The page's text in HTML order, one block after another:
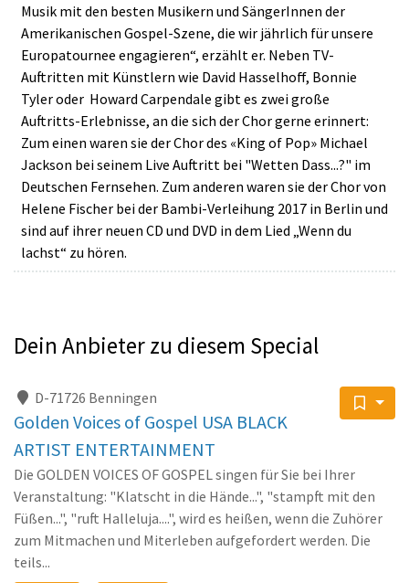
Musik mit den besten Musikern und SängerInnen der
Amerikanischen Gospel-Szene, die wir jährlich für unsere
Europatournee engagieren“, erzählt er. Neben TV-
Auftritten mit Künstlern wie David Hasselhoff, Bonnie
Tyler oder Howard Carpendale gibt es zwei große
Auftritts-Erlebnisse, an die sich der Chor gerne erinnert:
Zum einen waren sie der Chor des «King of Pop» Michael
Jackson bei seinem Live Auftritt bei "Wetten Dass...?" im
Deutschen Fernsehen. Zum anderen waren sie der Chor von
Helene Fischer bei der Bambi-Verleihung 2017 in Berlin und
sind auf ihrer neuen CD und DVD in dem Lied „Wenn du
lachst“ zu hören.
Dein Anbieter zu diesem Special
D-71726 Benningen
Golden Voices of Gospel USA BLACK
ARTIST ENTERTAINMENT
Die GOLDEN VOICES OF GOSPEL singen für Sie bei Ihrer
Veranstaltung: "Klatscht in die Hände...", "stampft mit den
Füßen...", "ruft Halleluja....", wird es heißen, wenn die Zuhörer
zum Mitmachen und Miterleben aufgefordert werden. Die
teils...